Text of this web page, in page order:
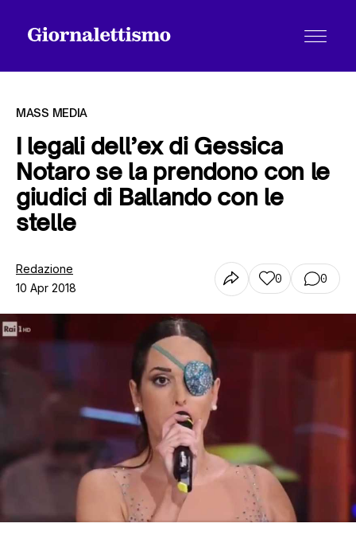
Tutti gli articoli
Contatti
MASS MEDIA
I legali dell’ex di Gessica
Notaro se la prendono con le
giudici di Ballando con le
stelle
Redazione
10 Apr 2018
0 0